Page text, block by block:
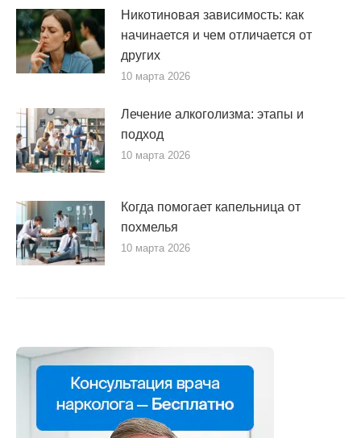
Никотиновая зависимость: как
начинается и чем отличается от
других
10 марта 2026
Лечение алкоголизма: этапы и
подход
10 марта 2026
Когда помогает капельница от
похмелья
10 марта 2026